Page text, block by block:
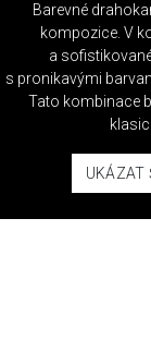
Barevné
kompozice. V
a
s pronikavými
Tato kombinace
UKÁZAT